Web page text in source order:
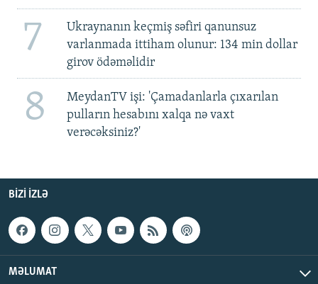
7
Ukraynanın keçmiş səfiri qanunsuz
varlanmada ittiham olunur: 134 min dollar
girov ödəməlidir
8
MeydanTV işi: 'Çamadanlarla çıxarılan
pulların hesabını xalqa nə vaxt
verəcəksiniz?'
BIZI IZLƏ
MƏLUMAT